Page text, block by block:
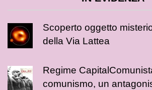
Scoperto oggetto
della Via Lattea
Regime
comunismo, un